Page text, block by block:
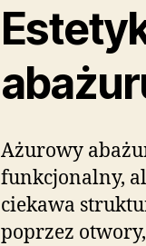
Ażurowy
funkcjonalny,
ciekawa
poprzez